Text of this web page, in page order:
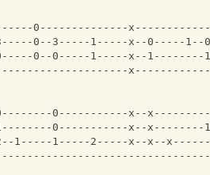
0--------------
0--3-----1-----x--0-----1--
0--0-----1-----x--1--------
0-----------x--
0-----------x--x--------
1-----1-----2-----x--x--